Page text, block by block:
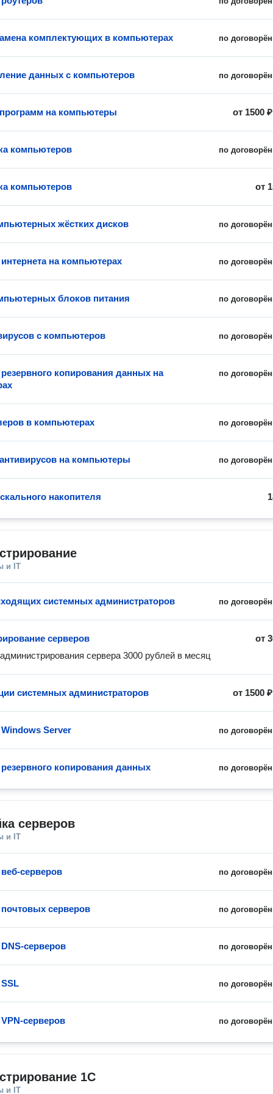
по
комплектующих в компьютерах
по
данных с компьютеров
от 1500 ₽
программ на компьютеры
по
компьютеров
от
компьютеров
по
жёстких дисков
по
на компьютерах
по
блоков питания
по
с компьютеров
по
копирования данных на
по
в компьютерах
по
на компьютеры
накопителя
и IT
по
системных администраторов
от
серверов
сервера 3000 рублей в месяц
от 1500 ₽
системных администраторов
по
Server
по
копирования данных
серверов
и IT
по
серверов
по
серверов
по
серверов
по
по
серверов
1С
и IT